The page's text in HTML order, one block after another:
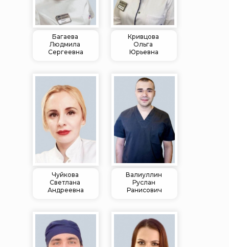
Багаева
Людмила
Сергеевна
Кривцова
Ольга
Юрьевна
Валиуллин
Руслан
Ранисович
Чуйкова
Светлана
Андреевна